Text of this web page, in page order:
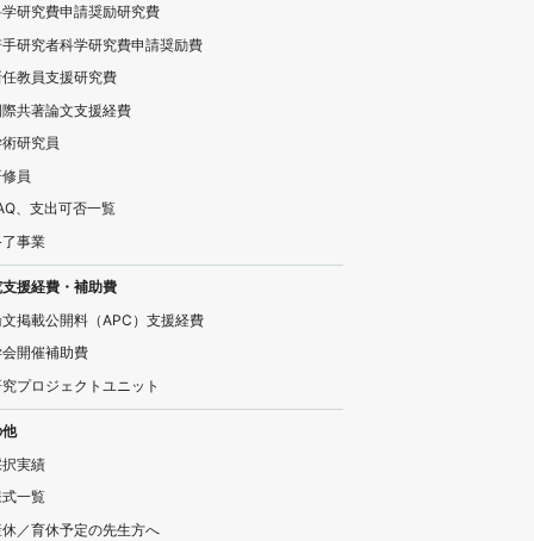
研究費申請奨励研究費
研究者科学研究費申請奨励費
教員支援研究費
際共著論文支援経費
研究員
員
、支出可否一覧
事業
援経費・補助費
掲載公開料（APC）支援経費
開催補助費
プロジェクトユニット
他
実績
一覧
休／育休予定の先生方へ